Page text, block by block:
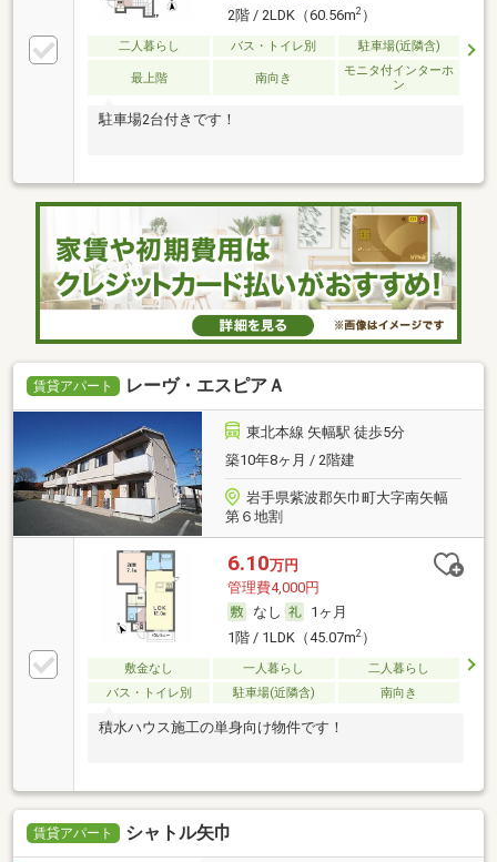
2階 / 2LDK（60.56m2）
二人暮らし バス・トイレ別 駐車場(近隣含)
最上階 南向き
モニタ付インターホ
ン
駐車場2台付きです！
賃貸アパート レーヴ・エスピアＡ
東北本線 矢幅駅 徒歩5分
築10年8ヶ月 / 2階建
岩手県紫波郡矢巾町大字南矢幅
第６地割
6.10万円
管理費4,000円
なし
1ヶ月
1階 / 1LDK（45.07m2）
敷金なし 一人暮らし
二人暮らし
バス・トイレ別
駐車場(近隣含) 南向き
積水ハウス施工の単身向け物件です！
賃貸アパート シャトル矢巾